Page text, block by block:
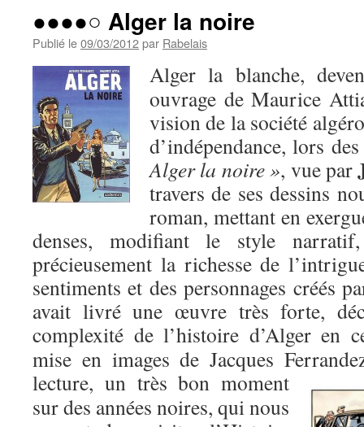
●●●●○ Alger la noire
Publié le09/03/2012par Rabelais
Alger la blanche,
ouvrage de Maurice
vision de la société
d’indépendance, lors
Alger la noire », vue par
travers de ses dessins
roman, mettant en
denses, modifiant le style
précieusement la richesse de
sentiments et des personnages créés
avait livré une œuvre très forte,
complexité de l’histoire d’Alger en
mise en images de Jacques
lecture, un très bon moment
sur des années noires, qui nous